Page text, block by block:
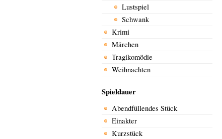
Lustspiel
Schwank
Krimi
Märchen
Tragikomödie
Weihnachten
Spieldauer
Abendfüllendes Stück
Einakter
Kurzstück